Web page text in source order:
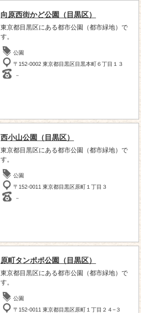
向原西街かど公園（目黒区）
東京都目黒区にある都市公園（都市緑地）で
す。
公園
〒152-0002 東京都目黒区目黒本町６丁目１３
－
西小山公園（目黒区）
東京都目黒区にある都市公園（都市緑地）で
す。
公園
〒152-0011 東京都目黒区原町１丁目３
－
原町タンポポ公園（目黒区）
東京都目黒区にある都市公園（都市緑地）で
す。
公園
〒152-0011 東京都目黒区原町１丁目２４−３